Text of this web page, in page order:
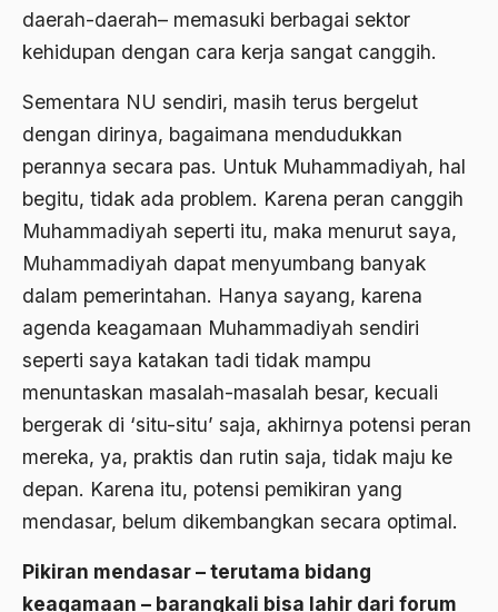
daerah-daerah– memasuki berbagai sektor
kehidupan dengan cara kerja sangat canggih.
Sementara NU sendiri, masih terus bergelut
dengan dirinya, bagaimana mendudukkan
perannya secara pas. Untuk Muhammadiyah, hal
begitu, tidak ada problem. Karena peran canggih
Muhammadiyah seperti itu, maka menurut saya,
Muhammadiyah dapat menyumbang banyak
dalam pemerintahan. Hanya sayang, karena
agenda keagamaan Muhammadiyah sendiri
seperti saya katakan tadi tidak mampu
menuntaskan masalah-masalah besar, kecuali
bergerak di ‘situ-situ’ saja, akhirnya potensi peran
mereka, ya, praktis dan rutin saja, tidak maju ke
depan. Karena itu, potensi pemikiran yang
mendasar, belum dikembangkan secara optimal.
Pikiran mendasar – terutama bidang
keagamaan – barangkali bisa lahir dari forum
Bangsa Berdaulat
Bangsa dan Negara
Bangsa Indonesia
Bangsa Jawa
Bangsa Sunda
Bangsa Tenggang Rasa
Bangsawan
Bani Sadr
Banjar
bank
Bank Central Amerika
Bank Mualat Indonesia
Bank Perkeditan rakyat
Bank Summa